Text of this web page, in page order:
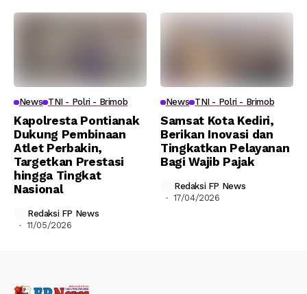
News TNI - Polri - Brimob
Kapolresta Pontianak
Dukung Pembinaan
Atlet Perbakin,
Targetkan Prestasi
hingga Tingkat
Nasional
Redaksi FP News
11/05/2026
News TNI - Polri - Brimob
Samsat Kota Kediri,
Berikan Inovasi dan
Tingkatkan Pelayanan
Bagi Wajib Pajak
Redaksi FP News
17/04/2026